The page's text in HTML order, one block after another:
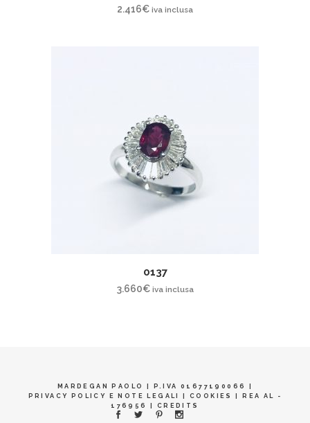
2.416€ iva inclusa
0137
3.660€ iva inclusa
MARDEGAN PAOLO | P.IVA 01677190066 |
PRIVACY POLICY E NOTE LEGALI
|COOKIES
| REA AL -
176956 | CREDITS